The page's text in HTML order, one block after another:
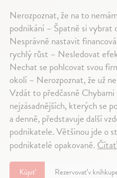
Nerozpoznat, že na to
podnikání – Špatně si vybrat
Nesprávně nastavit
rychlý růst – Nesledovat
Nechat se pohlcovat svou
okolí – Nerozpoznat, že už
Vzdát to předčasně
nejzásadnějších, kterých se
a denně, představuje další
podnikatele. Většinou jde o
podnikatelé opakovaně.
Kúpiť Rezervovať v